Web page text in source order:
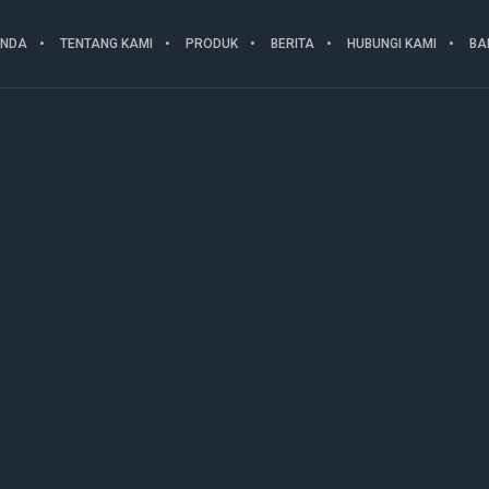
TENTANG KAMI PRODUK BERITA HUBUNGI KAMI